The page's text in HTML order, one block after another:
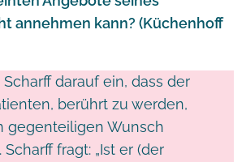
annehmen kann? (Küchenhoff
darauf ein, dass der
berührt zu werden,
gegenteiligen Wunsch
fragt: „Ist er (der